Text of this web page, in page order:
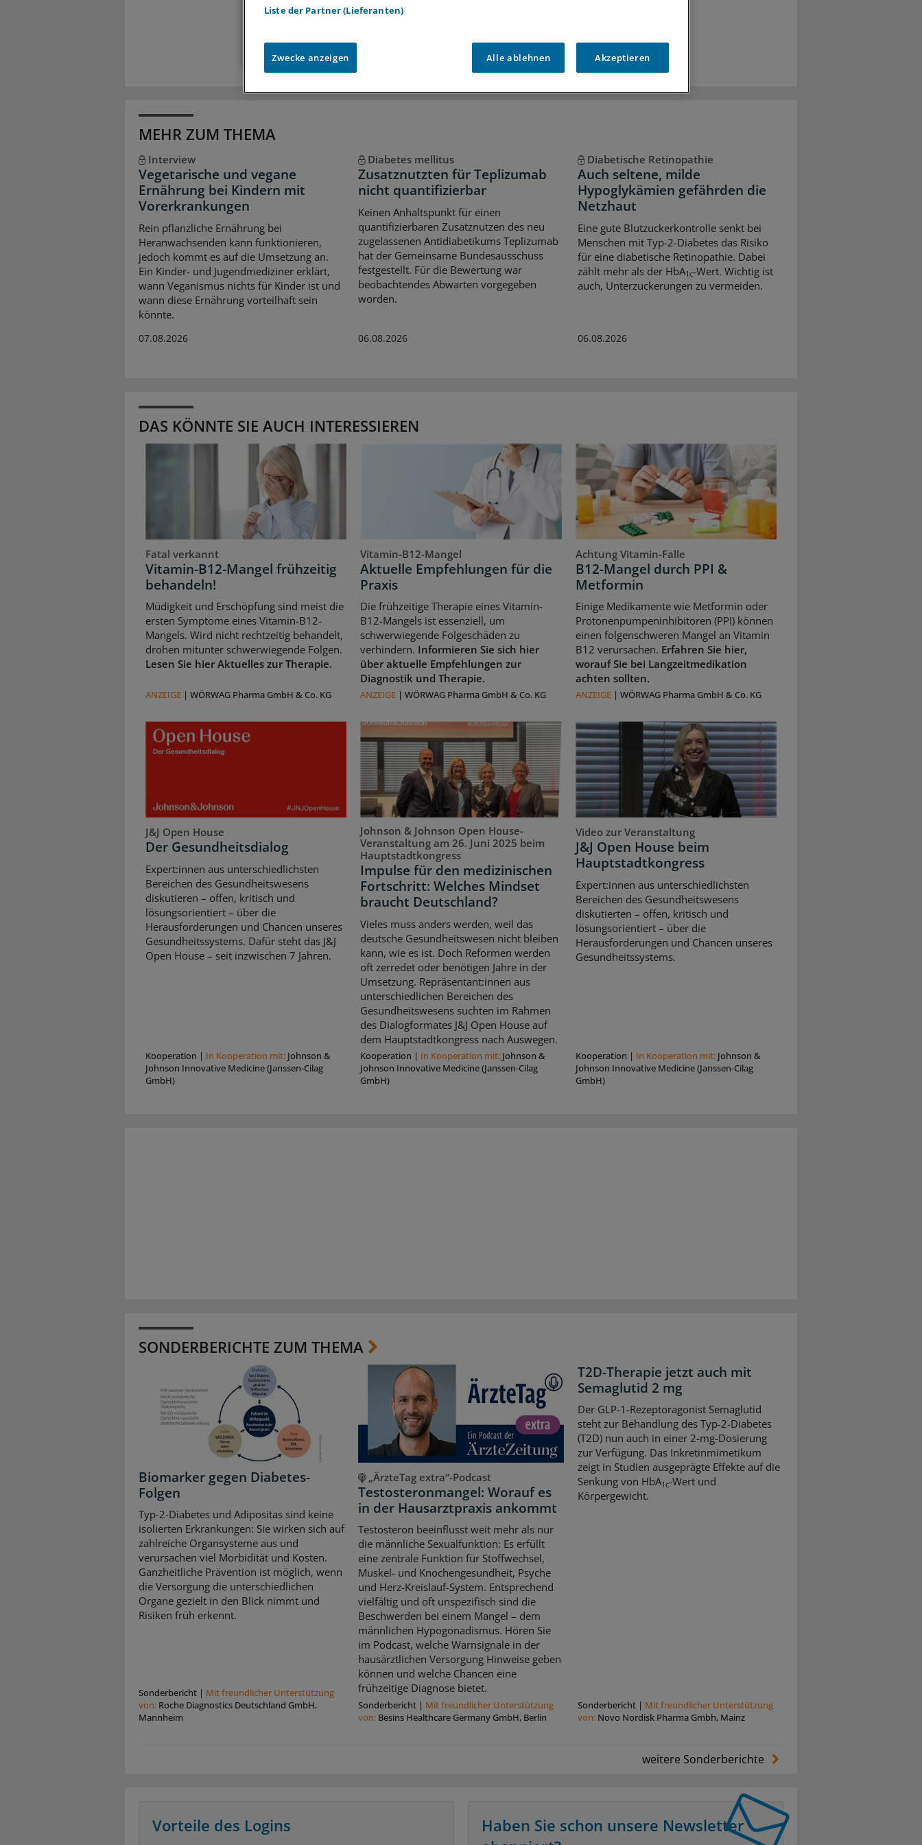
Zugriff auf allemedizinischen Berichte und Kommentare
Voraussetzungen für den Zugang
MEHR ZUM THEMA
Interview
Vegetarische und vegane
Ernährung bei Kindern mit
Vorerkrankungen
Rein pflanzliche Ernährung bei
Heranwachsenden kann funktionieren,
jedoch kommt es auf die Umsetzung an.
Ein Kinder- und Jugendmediziner erklärt,
wann Veganismus nichts für Kinder ist und
wann diese Ernährung vorteilhaft sein
könnte.
07.08.2026
Diabetes mellitus
Zusatznutzten für Teplizumab
nicht quantifizierbar
Keinen Anhaltspunkt für einen
quantifizierbaren Zusatznutzen des neu
zugelassenen Antidiabetikums Teplizumab
hat der Gemeinsame Bundesausschuss
festgestellt. Für die Bewertung war
beobachtendes Abwarten vorgegeben
worden.
06.08.2026
Diabetische Retinopathie
Auch seltene, milde
Hypoglykämien gefährden die
Netzhaut
Eine gute Blutzuckerkontrolle senkt bei
Menschen mit Typ-2-Diabetes das Risiko
für eine diabetische Retinopathie. Dabei
zählt mehr als der HbA1c-Wert. Wichtig ist
auch, Unterzuckerungen zu vermeiden.
06.08.2026
DAS KÖNNTE SIE AUCH INTERESSIEREN
Fatal verkannt
Vitamin-B12-Mangel frühzeitig
behandeln!
Müdigkeit und Erschöpfung sind meist die
ersten Symptome eines Vitamin-B12-
Mangels. Wird nicht rechtzeitig behandelt,
drohen mitunter schwerwiegende Folgen.
Lesen Sie hier Aktuelles zur Therapie.
ANZEIGE | WÖRWAG Pharma GmbH & Co. KG
Vitamin-B12-Mangel
Aktuelle Empfehlungen für die
Praxis
Die frühzeitige Therapie eines Vitamin-
B12-Mangels ist essenziell, um
schwerwiegende Folgeschäden zu
verhindern. Informieren Sie sich hier
über aktuelle Empfehlungen zur
Diagnostik und Therapie.
ANZEIGE |WÖRWAG Pharma GmbH & Co. KG
Achtung Vitamin-Falle
B12-Mangel durch PPI &
Metformin
Einige Medikamente wie Metformin oder
Protonenpumpeninhibitoren (PPI) können
einen folgenschweren Mangel an Vitamin
B12 verursachen. Erfahren Sie hier,
worauf Sie bei Langzeitmedikation
achten sollten.
ANZEIGE| WÖRWAG Pharma GmbH & Co. KG
J&J Open House
Der Gesundheitsdialog
Expert:innen aus unterschiedlichsten
Bereichen des Gesundheitswesens
diskutieren – offen, kritisch und
lösungsorientiert – über die
Herausforderungen und Chancen unseres
Gesundheitssystems. Dafür steht das J&J
Open House – seit inzwischen 7 Jahren.
Kooperation | In Kooperation mit: Johnson &
Johnson Innovative Medicine (Janssen-Cilag
GmbH)
Johnson & Johnson Open House-
Veranstaltung am 26. Juni 2025 beim
Hauptstadtkongress
Impulse für den medizinischen
Fortschritt: Welches Mindset
braucht Deutschland?
Vieles muss anders werden, weil das
deutsche Gesundheitswesen nicht bleiben
kann, wie es ist. Doch Reformen werden
oft zerredet oder benötigen Jahre in der
Umsetzung. Repräsentant:innen aus
unterschiedlichen Bereichen des
Gesundheitswesens suchten im Rahmen
des Dialogformates J&J Open House auf
dem Hauptstadtkongress nach Auswegen.
Kooperation | In Kooperation mit: Johnson &
Johnson Innovative Medicine (Janssen-Cilag
GmbH)
Video zur Veranstaltung
J&J Open House beim
Hauptstadtkongress
Expert:innen aus unterschiedlichsten
Bereichen des Gesundheitswesens
diskutierten – offen, kritisch und
lösungsorientiert – über die
Herausforderungen und Chancen unseres
Gesundheitssystems.
Kooperation | In Kooperation mit: Johnson &
Johnson Innovative Medicine (Janssen-Cilag
GmbH)
SONDERBERICHTE ZUM THEMA
Biomarker gegen Diabetes-
Folgen
Typ-2-Diabetes und Adipositas sind keine
isolierten Erkrankungen: Sie wirken sich auf
zahlreiche Organsysteme aus und
verursachen viel Morbidität und Kosten.
Ganzheitliche Prävention ist möglich, wenn
die Versorgung die unterschiedlichen
Organe gezielt in den Blick nimmt und
Risiken früh erkennt.
Sonderbericht | Mit freundlicher Unterstützung
von: Roche Diagnostics Deutschland GmbH,
Mannheim
„ÄrzteTag extra“-Podcast
Testosteronmangel: Worauf es
in der Hausarztpraxis ankommt
Testosteron beeinflusst weit mehr als nur
die männliche Sexualfunktion: Es erfüllt
eine zentrale Funktion für Stoffwechsel,
Muskel- und Knochengesundheit, Psyche
und Herz-Kreislauf-System. Entsprechend
vielfältig und oft unspezifisch sind die
Beschwerden bei einem Mangel – dem
männlichen Hypogonadismus. Hören Sie
im Podcast, welche Warnsignale in der
hausärztlichen Versorgung Hinweise geben
können und welche Chancen eine
frühzeitige Diagnose bietet.
Sonderbericht| Mit freundlicher Unterstützung
von: Besins Healthcare Germany GmbH, Berlin
T2D-Therapie jetzt auch mit
Semaglutid 2 mg
Der GLP-1-Rezeptoragonist Semaglutid
steht zur Behandlung des Typ-2-Diabetes
(T2D) nun auch in einer 2-mg-Dosierung
zur Verfügung. Das Inkretinmimetikum
zeigt in Studien ausgeprägte Effekte auf die
Senkung von HbA1c-Wert und
Körpergewicht.
Sonderbericht| Mit freundlicher Unterstützung
von: Novo Nordisk Pharma Gmbh, Mainz
weitere Sonderberichte
Vorteile des Logins
Haben Sie schon unsere Newsletter
Liste der Partner (Lieferanten)
Zwecke anzeigen Alle ablehnen Akzeptieren